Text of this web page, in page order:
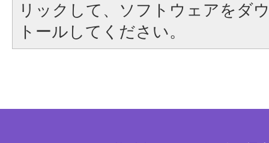
リックして、ソフトウェアをダ
トールしてください。